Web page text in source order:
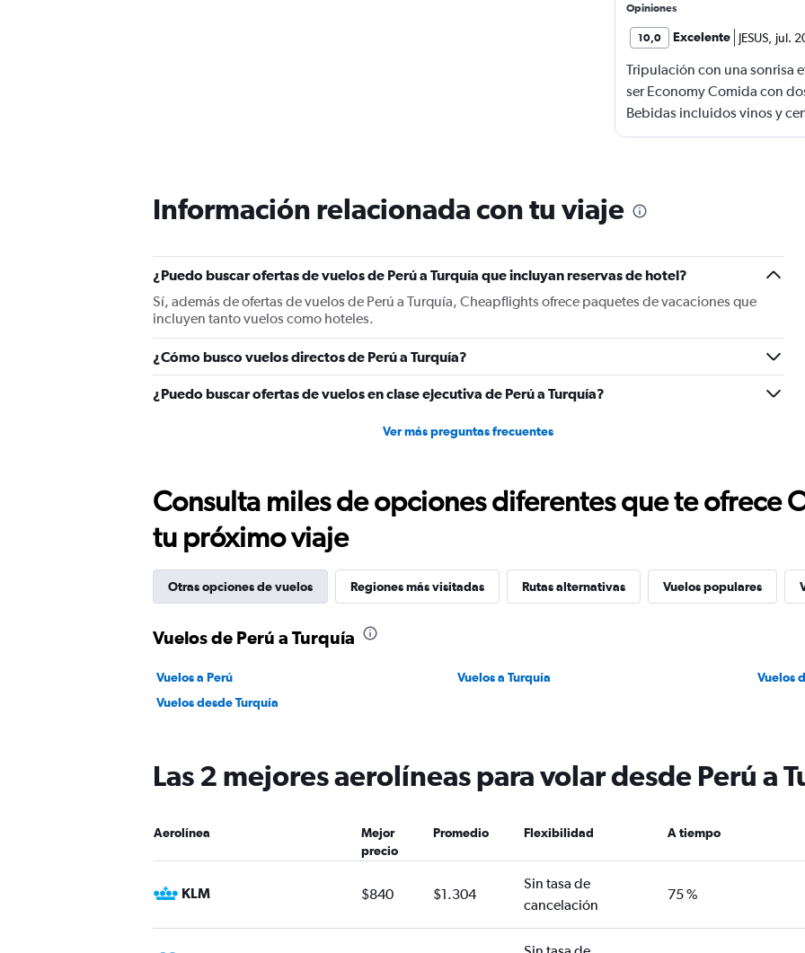
Opiniones
10,0 Excelente JESUS jul.
Tripulación con una sonrisa
ser Economy Comida con
Bebidas incluidos vinos y
Información oportuna
Información relacionada con tu viaje
¿Puedo buscar ofertas de vuelos de Perú a Turquía que incluyan reservas de hotel?
Sí, además de ofertas de vuelos de Perú a Turquía, Cheapflights ofrece paquetes de vacaciones que
incluyen tanto vuelos como hoteles.
¿Cómo busco vuelos directos de Perú a Turquía?
¿Puedo buscar ofertas de vuelos en clase ejecutiva de Perú a Turquía?
Ver más preguntas frecuentes
Consulta miles de opciones diferentes que te ofrece
tu próximo viaje
Otras opciones de vuelos Regiones más visitadas Rutas alternativas Vuelos populares
Vuelos de Perú a Turquía
Vuelos a Perú Vuelos a Turquía
Vuelos
Vuelos desde Turquía
Las 2 mejores aerolíneas para volar desde Perú a
Aerolínea
Mejor
precio
Promedio Flexibilidad A tiempo
KLM $840 $1.304
Sin tasa de
cancelación
75 %